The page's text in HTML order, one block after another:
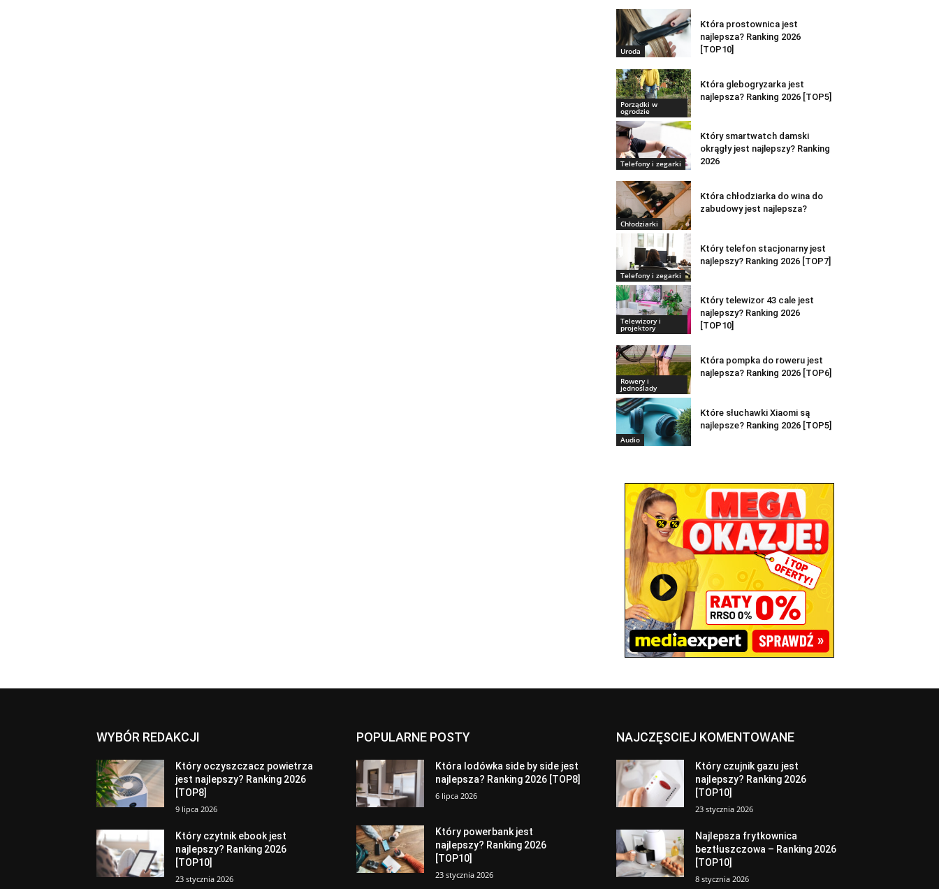
Uroda
Która prostownica jest
najlepsza? Ranking 2026
[TOP10]
Porządki w
ogrodzie
Która glebogryzarka jest
najlepsza? Ranking 2026 [TOP5]
Telefony i zegarki
Który smartwatch damski
okrągły jest najlepszy? Ranking
2026
Chłodziarki
Która chłodziarka do wina do
zabudowy jest najlepsza?
Telefony i zegarki
Który telefon stacjonarny jest
najlepszy? Ranking 2026 [TOP7]
Telewizory i
projektory
Który telewizor 43 cale jest
najlepszy? Ranking 2026
[TOP10]
Rowery i
jednoślady
Która pompka do roweru jest
najlepsza? Ranking 2026 [TOP6]
Audio
Które słuchawki Xiaomi są
najlepsze? Ranking 2026 [TOP5]
WYBÓR REDAKCJI
Który oczyszczacz powietrza
jest najlepszy? Ranking 2026
[TOP8]
9 lipca 2026
Który czytnik ebook jest
najlepszy? Ranking 2026
[TOP10]
23 stycznia 2026
POPULARNE POSTY
Która lodówka side by side jest
najlepsza? Ranking 2026 [TOP8]
6 lipca 2026
Który powerbank jest
najlepszy? Ranking 2026
[TOP10]
23 stycznia 2026
NAJCZĘSCIEJ KOMENTOWANE
Który czujnik gazu jest
najlepszy? Ranking 2026
[TOP10]
23 stycznia 2026
Najlepsza frytkownica
beztłuszczowa – Ranking 2026
[TOP10]
8 stycznia 2026